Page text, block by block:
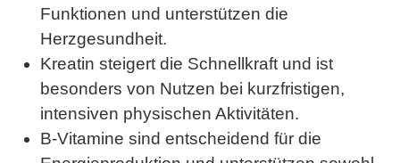
Funktionen und unterstützen die
Herzgesundheit.
Kreatin steigert die Schnellkraft und ist
besonders von Nutzen bei kurzfristigen,
intensiven physischen Aktivitäten.
B-Vitamine sind entscheidend für die